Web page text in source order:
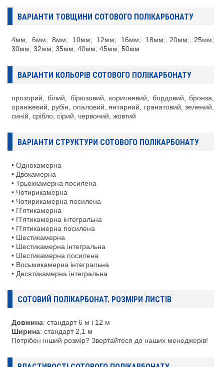
ВАРІАНТИ ТОВЩИНИ СОТОВОГО ПОЛІКАРБОНАТУ
4мм; 6мм; 8мм; 10мм; 12мм; 16мм; 18мм; 20мм; 25мм;
30мм; 32мм; 35мм; 40мм; 45мм; 50мм
ВАРІАНТИ КОЛЬОРІВ СОТОВОГО ПОЛІКАРБОНАТУ
прозорий, білий, бірюзовий, коричневий, бордовий, бронза,
оранжевий, рубін, опаловий, янтарний, гранатовий, зелений,
синій, срібло, сірий, червоний, жовтий
ВАРІАНТИ СТРУКТУРИ СОТОВОГО ПОЛІКАРБОНАТУ
• Однокамерна
• Двокамерна
• Трьохкамерна посилена
• Чотирикамерна
• Чотирикамерна посилена
• П’ятикамерна
• П’ятикамерна інтегральна
• П’ятикамерна посилена
• Шестикамерна
• Шестикамерна інтегральна
• Шестикамерна посилена
• Восьмикамерна інтегральна
• Десятикамерна інтегральна
СОТОВИЙ ПОЛІКАРБОНАТ. РОЗМІРИ ЛИСТІВ
Довжина: стандарт 6 м і 12 м
Ширина: стандарт 2,1 м
Потрібен інший розмір? Звертайтеся до наших менеджерів!